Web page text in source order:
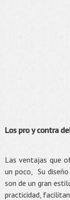
Los pro y contra
Las ventajas que
un poco, Su
son de un gran
practicidad,